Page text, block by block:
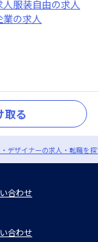
人服装自由の求人
業の求人
取る
デザイナーの求人・転職を
合わせ
合わせ